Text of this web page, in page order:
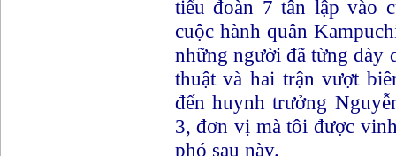
tiểu đoàn 7 tân lập vào
cuộc hành quân
những người đã từng dày
thuật và hai trận vượt
đến huynh trưởng
3, đơn vị mà tôi được
phó sau này.